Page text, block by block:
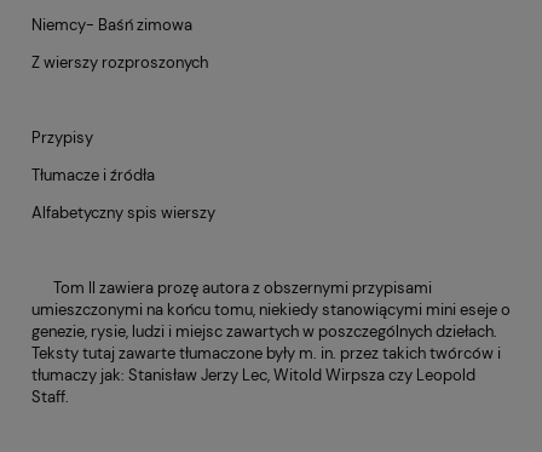
Niemcy- Baśń zimowa
Z wierszy rozproszonych
Przypisy
Tłumacze i źródła
Alfabetyczny spis wierszy
Tom II zawiera prozę autora z obszernymi przypisami
umieszczonymi na końcu tomu, niekiedy stanowiącymi mini eseje o
genezie, rysie, ludzi i miejsc zawartych w poszczególnych dziełach.
Teksty tutaj zawarte tłumaczone były m. in. przez takich twórców i
tłumaczy jak: Stanisław Jerzy Lec, Witold Wirpsza czy Leopold
Staff.